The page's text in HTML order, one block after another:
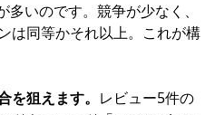
いのです。競争が少なく、
は同等かそれ以上。これが構
を狙えます。 レビュー5件の